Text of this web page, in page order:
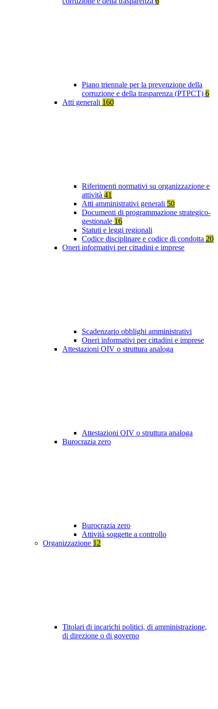
Piano triennale per la prevenzione della
corruzione e della trasparenza (PTPCT) 6
Atti generali 160
Riferimenti normativi su organizzazione e
attività 41
Atti amministrativi generali 50
Documenti di programmazione strategico-
gestionale 16
Statuti e leggi regionali
Codice disciplinare e codice di condotta 20
Oneri informativi per cittadini e imprese
Scadenzario obblighi amministrativi
Oneri informativi per cittadini e imprese
Attestazioni OIV o struttura analoga
Attestazioni OIV o struttura analoga
Burocrazia zero
Burocrazia zero
Attività soggette a controllo
Organizzazione 12
Titolari di incarichi politici, di amministrazione,
di direzione o di governo